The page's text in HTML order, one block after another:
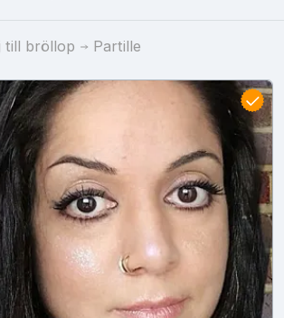
till bröllop Partille